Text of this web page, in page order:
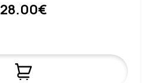
28.00€